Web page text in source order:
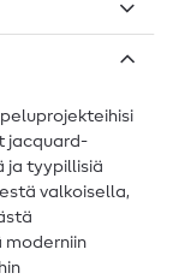
jacquard-
ja tyypillisiä
valkoisella,
moderniin